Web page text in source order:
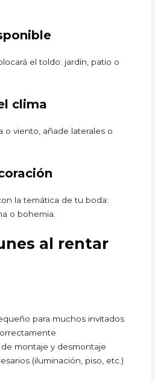
el toldo: jardín, patio o
clima
o viento, añade laterales o
la temática de tu boda:
o bohemia.
al rentar
para muchos invitados
montaje y desmontaje
(iluminación, piso, etc.)